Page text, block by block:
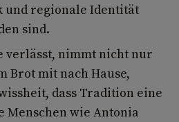
regionale Identität
sind.
verlässt, nimmt nicht nur
Brot mit nach Hause,
dass Tradition eine
Menschen wie Antonia